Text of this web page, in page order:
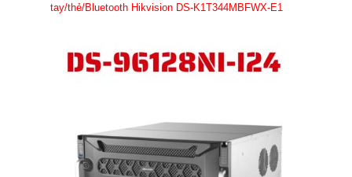
tay/thẻ/Bluetooth Hikvision DS-K1T344MBFWX-E1